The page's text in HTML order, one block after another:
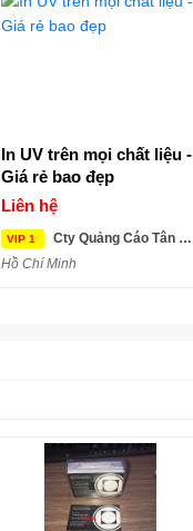
In UV trên mọi chất liệu -
Giá rẻ bao đẹp
Liên hệ
VIP 1
Cty Quảng Cáo Tân Mỹ Long
Hồ Chí Minh